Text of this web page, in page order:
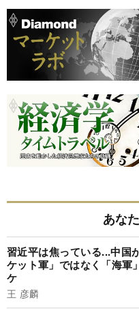
あな
習近平は焦っている...中国
ケット軍」ではなく「海軍
ケ
王 彦麟